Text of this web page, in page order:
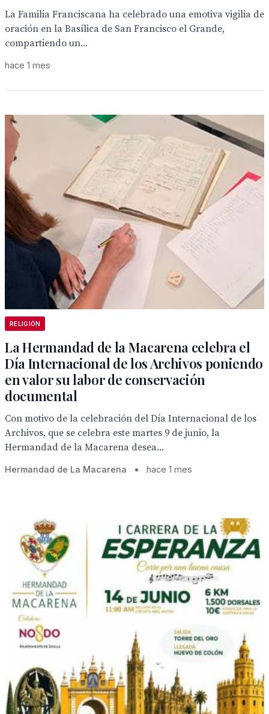
La Familia Franciscana ha celebrado una emotiva vigilia de
oración en la Basílica de San Francisco el Grande,
compartiendo un...
hace 1 mes
RELIGIÓN
La Hermandad de la Macarena celebra el
Día Internacional de los Archivos poniendo
en valor su labor de conservación
documental
Con motivo de la celebración del Día Internacional de los
Archivos, que se celebra este martes 9 de junio, la
Hermandad de la Macarena desea...
Hermandad de La Macarena • hace 1 mes